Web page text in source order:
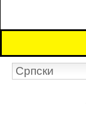
Српски